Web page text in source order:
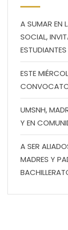
A SUMAR EN
SOCIAL,
ESTE
UMSNH,
Y EN
A SER
MADRES Y